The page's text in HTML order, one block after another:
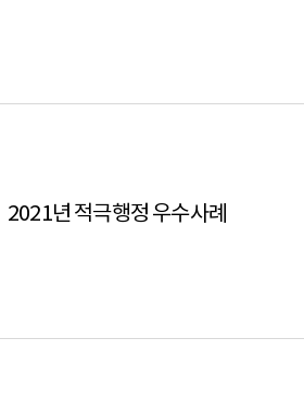
2021년 적극행정 우수사례